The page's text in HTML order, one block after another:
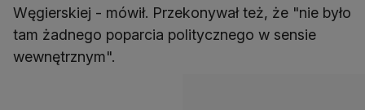
Węgierskiej - mówił. Przekonywał też, że "nie było
tam żadnego poparcia politycznego w sensie
wewnętrznym".